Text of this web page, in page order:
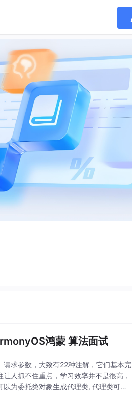
鸿蒙 算法面试
求参数，大致有22种注解，它们基本完
人抓不住重点，学习效率并不是很高，
为委托类对象生成代理类, 代理类可以